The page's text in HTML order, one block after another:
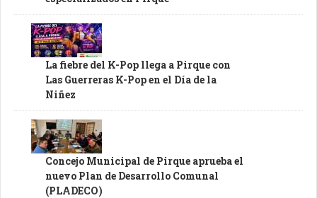
La fiebre del K-Pop llega a Pirque con
Las Guerreras K-Pop en el Día de la
Niñez
Concejo Municipal de Pirque aprueba el
nuevo Plan de Desarrollo Comunal
(PLADECO)